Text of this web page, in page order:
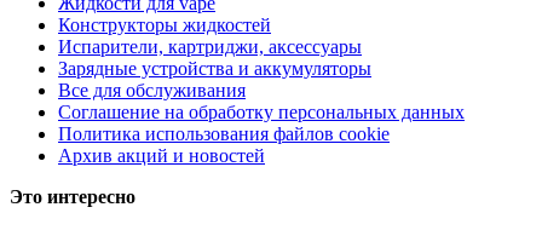
Конструкторы жидкостей
Испарители, картриджи, аксессуары
Зарядные устройства и аккумуляторы
Все для обслуживания
Соглашение на обработку персональных данных
Политика использования файлов cookie
Архив акций и новостей
Это интересно